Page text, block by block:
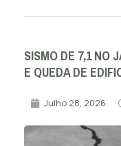
SISMO DE 7,1 NO
E QUEDA DE
Julho 28, 2026